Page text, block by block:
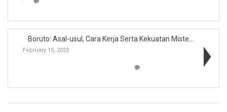
Boruto: Asal-usul, Cara Kerja Serta Kekuatan Miste...
February 15, 2023